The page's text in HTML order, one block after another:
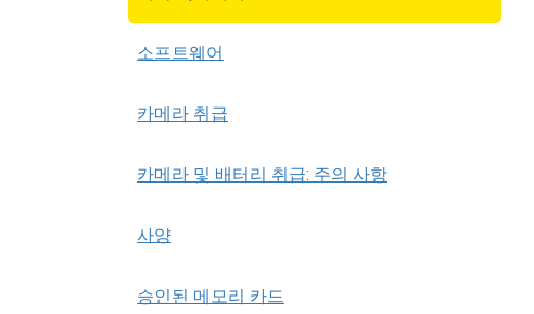
소프트웨어
카메라 취급
카메라 및 배터리 취급: 주의 사항
사양
승인된 메모리 카드